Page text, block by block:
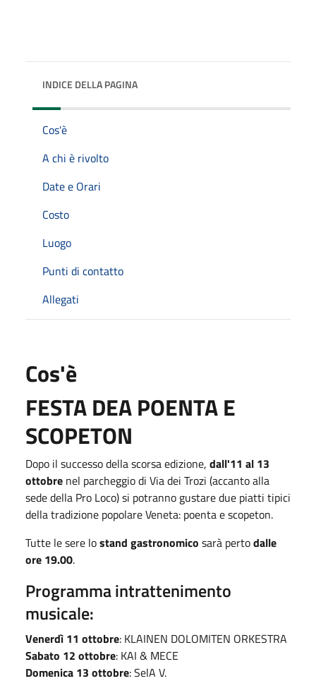
INDICE DELLA PAGINA
Cos'è
A chi è rivolto
Date e Orari
Costo
Luogo
Punti di contatto
Allegati
Cos'è
FESTA DEA POENTA E
SCOPETON
Dopo il successo della scorsa edizione, dall'11 al 13
ottobre nel parcheggio di Via dei Trozi (accanto alla
sede della Pro Loco) si potranno gustare due piatti tipici
della tradizione popolare Veneta: poenta e scopeton.
Tutte le sere lostand gastronomico sarà pertodalle
ore 19.00.
Programma intrattenimento
musicale:
Venerdì 11 ottobre: KLAINEN DOLOMITEN ORKESTRA
Sabato 12 ottobre: KAI & MECE
Domenica 13 ottobre: SelA V.